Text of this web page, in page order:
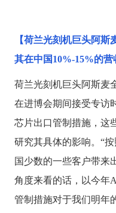
【荷兰光刻机巨头阿
其在中国10%-15%的营
荷兰光刻机巨头阿斯麦
在进博会期间接受专访
芯片出口管制措施，这
研究其具体的影响。“
国少数的一些客户带来
角度来看的话，以今年
管制措施对于我们明年